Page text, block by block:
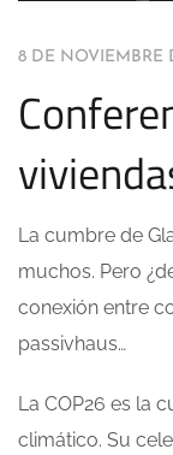
8 DE NOVIEMBRE
La cumbre de
muchos. Pero
conexión entre
passivhaus…
La COP26 es la
climático. Su